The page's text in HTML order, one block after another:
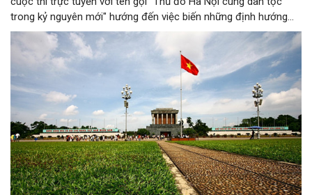
trong kỷ nguyên mới" hướng đến việc biến những định hướng
chiến lược trong Nghị quyết số 02-NQ/TW của Bộ Chính trị
thành niềm tin, thành nhận thức chung của mỗi người dân.